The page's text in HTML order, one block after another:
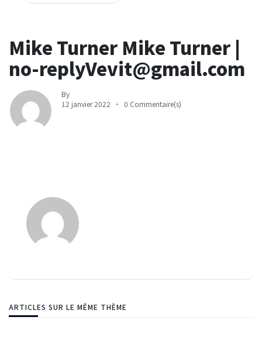
Mike Turner Mike Turner |
no-replyVevit@gmail.com
By
12 janvier 2022
0 Commentaire(s)
ARTICLES SUR LE MÊME THÈME